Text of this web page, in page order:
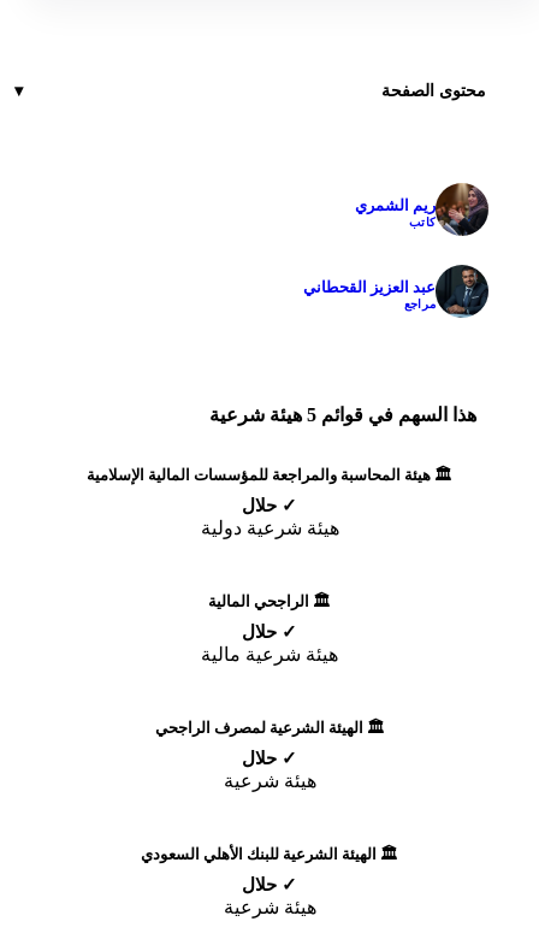
محتوى الصفحة
ريم الشمري
كاتب
عبد العزيز القحطاني
مراجع
هذا السهم في قوائم 5 هيئة شرعية
🏛️ هيئة المحاسبة والمراجعة للمؤسسات المالية الإسلامية
✓ حلال
هيئة شرعية دولية
🏛️ الراجحي المالية
✓ حلال
هيئة شرعية مالية
🏛️ الهيئة الشرعية لمصرف الراجحي
✓ حلال
هيئة شرعية
🏛️ الهيئة الشرعية للبنك الأهلي السعودي
✓ حلال
هيئة شرعية